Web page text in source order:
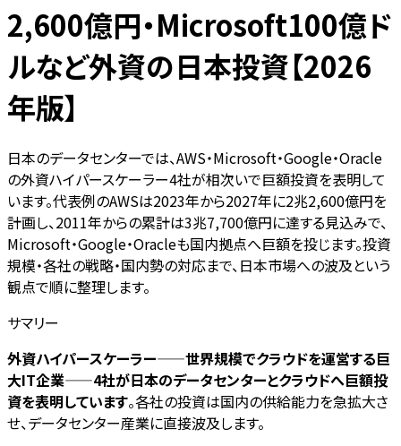
2,600億円・Microsoft100億ド
ルなど外資の日本投資【2026
年版】
日本のデータセンターでは、AWS・Microsoft・Google・Oracle
の外資ハイパースケーラー4社が相次いで巨額投資を表明して
います。代表例のAWSは2023年から2027年に2兆2,600億円を
計画し、2011年からの累計は3兆7,700億円に達する見込みで、
Microsoft・Google・Oracleも国内拠点へ巨額を投じます。投資
規模・各社の戦略・国内勢の対応まで、日本市場への波及という
観点で順に整理します。
サマリー
外資ハイパースケーラー——世界規模でクラウドを運営する巨
大IT企業——4社が日本のデータセンターとクラウドへ巨額投
資を表明しています。各社の投資は国内の供給能力を急拡大さ
せ、データセンター産業に直接波及します。